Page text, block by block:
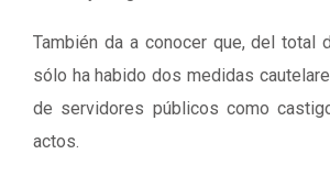
También da a conocer que, del total
sólo ha habido dos medidas
de servidores públicos como
actos.